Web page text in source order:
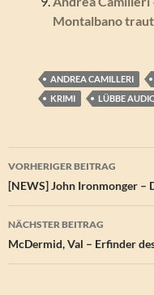
Montalbano
ANDREA CAMILLERI
KRIMI
LÜBBE
VORHERIGER BEITRAG
[NEWS] John Ironmonger –
NÄCHSTER BEITRAG
McDermid, Val – Erfinder